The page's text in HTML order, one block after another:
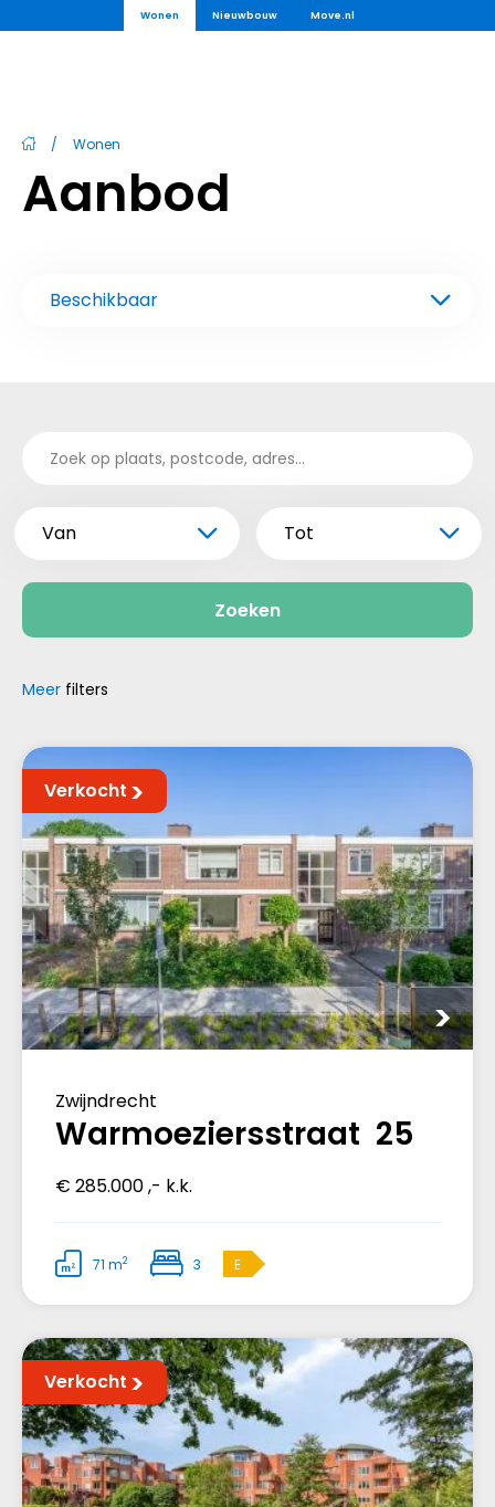
Wonen Nieuwbouw Move.nl
/ Wonen
Aanbod
Beschikbaar
Van Tot
Zoeken
Meer filters
Verkocht
Zwijndrecht
Warmoeziersstraat 25
€ 285.000 ,- k.k.
71 m2 3 E
Verkocht